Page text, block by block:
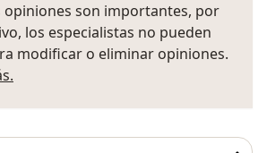
opiniones son importantes, por
los especialistas no pueden
modificar o eliminar opiniones.